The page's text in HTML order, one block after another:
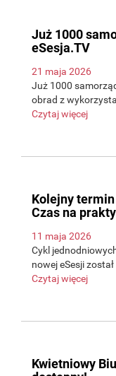
Już 1000
eSesja.TV
21 maja 2026
Już 1000
obrad z
Czytaj więcej
Kolejny
Czas na
11 maja 2026
Cykl
nowej eSesji
Czytaj więcej
Kwietniowy